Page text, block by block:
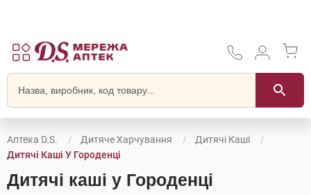
Аптека D.S. Дитяче Харчування
Дитячі Каші
Дитячі Каші У Городенці
Дитячі каші у Городенці